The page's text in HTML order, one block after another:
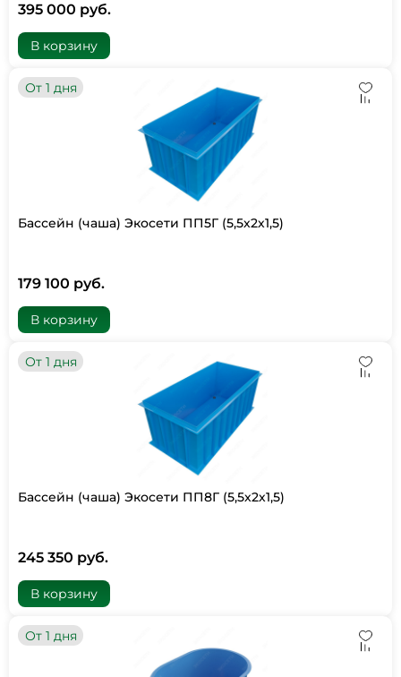
395 000 руб.
В корзину
От 1 дня
Бассейн (чаша) Экосети ПП5Г (5,5х2х1,5)
179 100 руб.
В корзину
От 1 дня
Бассейн (чаша) Экосети ПП8Г (5,5х2х1,5)
245 350 руб.
В корзину
От 1 дня